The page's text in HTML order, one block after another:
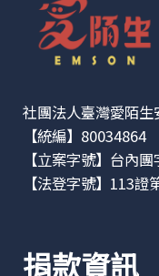
社團法人臺灣愛陌
【統編】80034864
【立案字號】台內
【法登字號】113證
捐款資訊